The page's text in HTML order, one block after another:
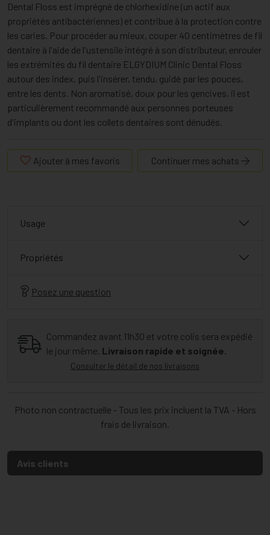
Dental Floss est imprégné de chlorhexidine (un actif aux
propriétés antibactériennes) et contribue à la protection contre
les caries. Pour procéder au mieux, couper 40 centimètres de fil
dentaire à l'aide de l'ustensile intégré à son distributeur, enrouler
les extrémités du fil dentaire ELGYDIUM Clinic Dental Floss
autour des index, puis l'insérer, tendu, guidé par les pouces,
entre les dents. Non aromatisé, doux pour les gencives, il est
particulièrement recommandé aux personnes porteuses
d'implants ou dont les collets dentaires sont dénudés.
Ajouter à mes favoris Continuer mes achats
Usage
Propriétés
Posez une question
Commandez avant 11h30 et votre colis sera expédié
le jour même. Livraison rapide et soignée.
Consulter le détail de nos livraisons
Photo non contractuelle - Tous les prix incluent la TVA - Hors
frais de livraison.
Avis clients